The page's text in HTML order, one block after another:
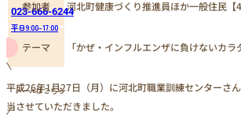
023-666-6244
平日9:00-17:00
メールはこちら
参加者 河北町健康づくり推進員ほか一般住民【
テーマ 「かぜ・インフルエンザに負けないカ
平成26年1月27日（月）に河北町職業訓練センターさ
当させていただきました。